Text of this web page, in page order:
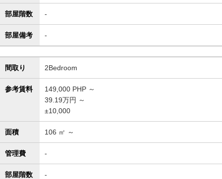
部屋階数 -
部屋備考 -
間取り 2Bedroom
参考賃料 149,000 PHP ～
39.19万円 ～
±10,000
面積 106 ㎡ ～
管理費 -
部屋階数 -